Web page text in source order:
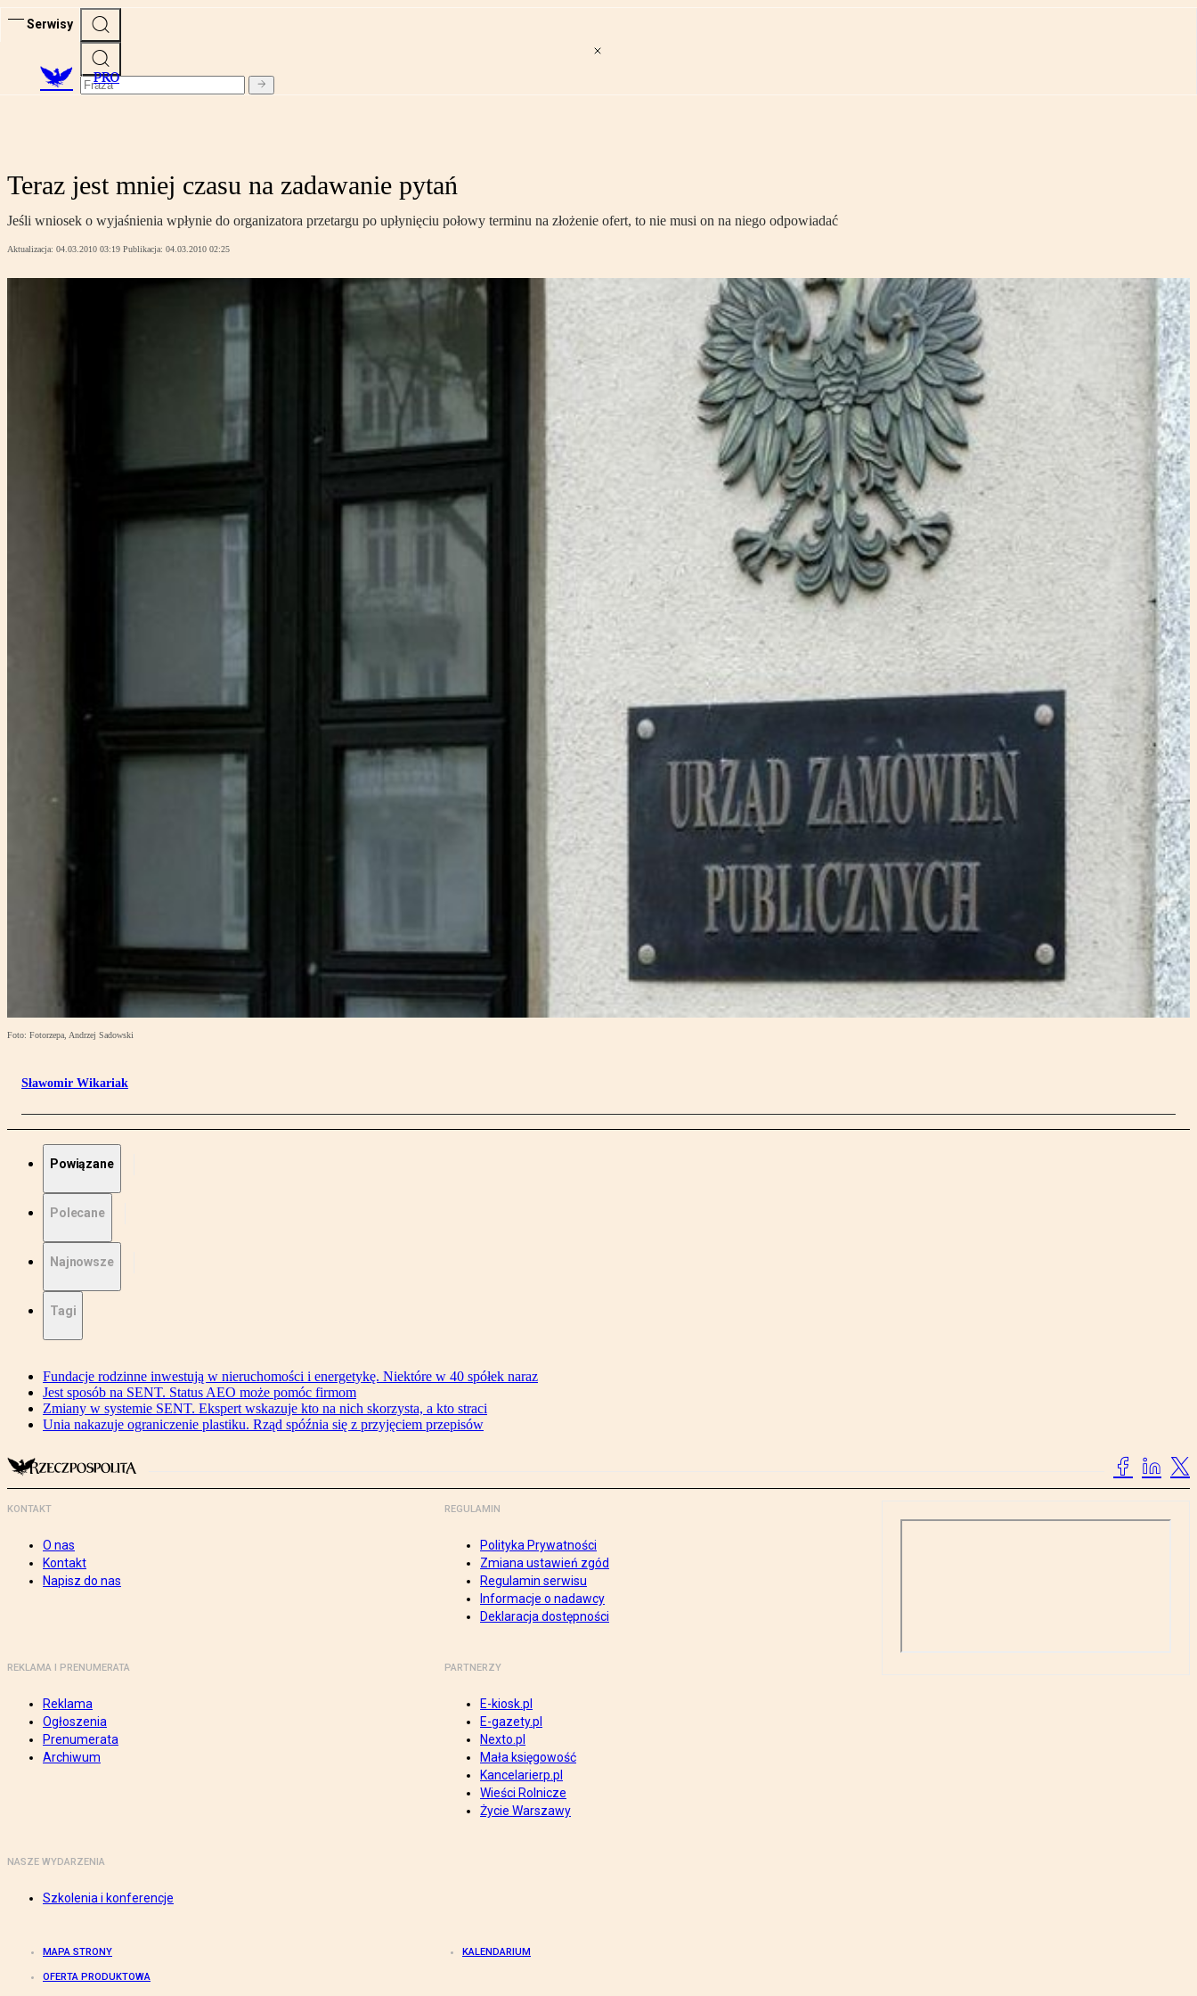
Serwisy
PRO
Teraz jest mniej czasu na zadawanie pytań
Jeśli wniosek o wyjaśnienia wpłynie do organizatora przetargu po upłynięciu połowy terminu na złożenie ofert, to nie musi on na niego odpowiadać
Aktualizacja: 04.03.2010 03:19 Publikacja: 04.03.2010 02:25
Foto: Fotorzepa, Andrzej Sadowski
Sławomir Wikariak
Powiązane
Polecane
Najnowsze
Tagi
Fundacje rodzinne inwestują w nieruchomości i energetykę. Niektóre w 40 spółek naraz
Jest sposób na SENT. Status AEO może pomóc firmom
Zmiany w systemie SENT. Ekspert wskazuje kto na nich skorzysta, a kto straci
Unia nakazuje ograniczenie plastiku. Rząd spóźnia się z przyjęciem przepisów
KONTAKT
O nas
Kontakt
Napisz do nas
REGULAMIN
Polityka Prywatności
Zmiana ustawień zgód
Regulamin serwisu
Informacje o nadawcy
Deklaracja dostępności
REKLAMA I PRENUMERATA
Reklama
Ogłoszenia
Prenumerata
Archiwum
PARTNERZY
E-kiosk.pl
E-gazety.pl
Nexto.pl
Mała księgowość
Kancelarierp.pl
Wieści Rolnicze
Życie Warszawy
NASZE WYDARZENIA
Szkolenia i konferencje
MAPA STRONY KALENDARIUM
OFERTA PRODUKTOWA